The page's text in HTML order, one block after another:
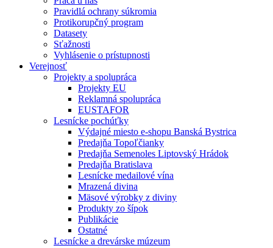
Pravidlá ochrany súkromia
Protikorupčný program
Datasety
Sťažnosti
Vyhlásenie o prístupnosti
Verejnosť
Projekty a spolupráca
Projekty EU
Reklamná spolupráca
EUSTAFOR
Lesnícke pochúťky
Výdajné miesto e-shopu Banská Bystrica
Predajňa Topoľčianky
Predajňa Semenoles Liptovský Hrádok
Predajňa Bratislava
Lesnícke medailové vína
Mrazená divina
Mäsové výrobky z diviny
Produkty zo šípok
Publikácie
Ostatné
Lesnícke a drevárske múzeum